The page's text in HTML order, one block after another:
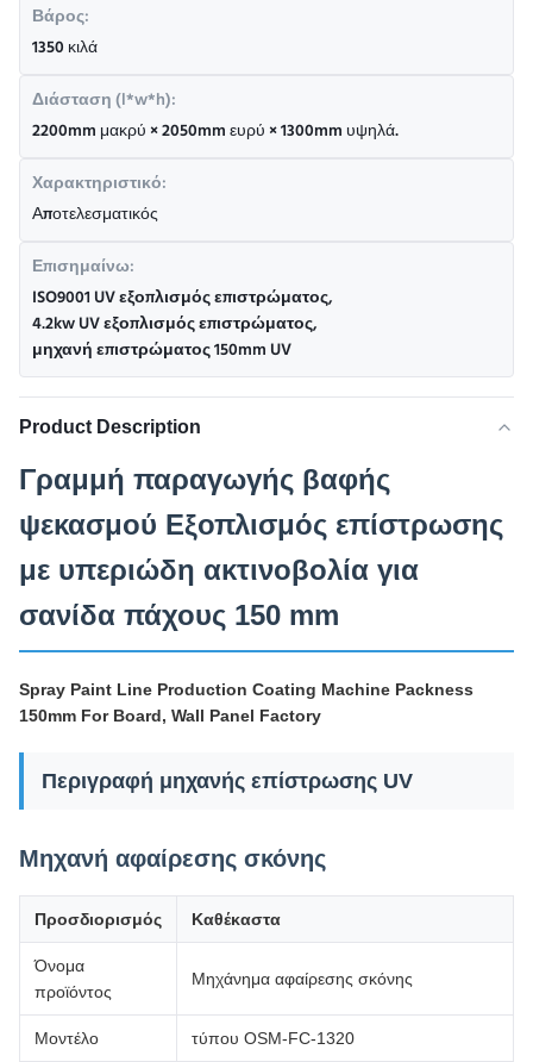
Βάρος:
1350 κιλά
Διάσταση (l*w*h):
2200mm μακρύ × 2050mm ευρύ × 1300mm υψηλά.
Χαρακτηριστικό:
Αποτελεσματικός
Επισημαίνω:
ISO9001 UV εξοπλισμός επιστρώματος,
4.2kw UV εξοπλισμός επιστρώματος,
μηχανή επιστρώματος 150mm UV
Product Description
Γραμμή παραγωγής βαφής
ψεκασμού Εξοπλισμός επίστρωσης
με υπεριώδη ακτινοβολία για
σανίδα πάχους 150 mm
Spray Paint Line Production Coating Machine Packness
150mm For Board, Wall Panel Factory
Περιγραφή μηχανής επίστρωσης UV
Μηχανή αφαίρεσης σκόνης
Προσδιορισμός Καθέκαστα
Όνομα
προϊόντος
Μηχάνημα αφαίρεσης σκόνης
Μοντέλο τύπου OSM-FC-1320